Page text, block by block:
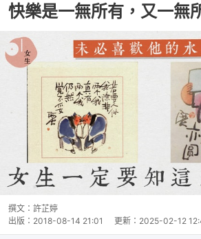
快樂是一無所有，又一無
撰文： 許芷婷
出版： 2018-08-14 21:01 更新： 2025-02-12